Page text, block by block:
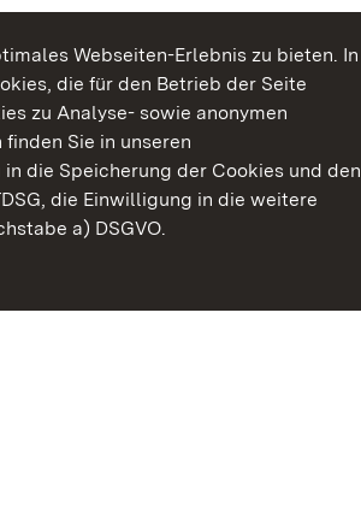
Webseiten-Erlebnis zu bieten. In
die für den Betrieb der Seite
zu Analyse- sowie anonymen
Sie in unseren
die Speicherung der Cookies und den
die Einwilligung in die weitere
a) DSGVO.